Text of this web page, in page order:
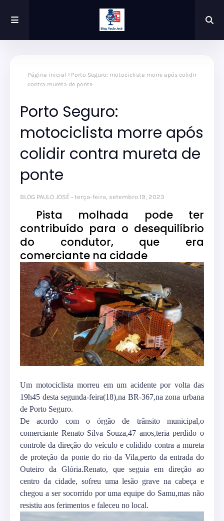
Página inicial
Porto Seguro: motociclista morre após colidir
contra mureta de ponte
Porto Seguro:
motociclista morre após
colidir contra mureta de
ponte
BLOG PAULO JOSÉ terça-feira, setembro 19, 2023
Pista molhada pode ter
contribuído para o desequilíbrio
do condutor, que era
comerciante na cidade
Um motociclista morreu em um acidente por volta das
19h45 desta segunda-feira(18),na BR-367,na zona urbana
de Porto Seguro.
De acordo com o órgão de trânsito municipal,o
comerciante Renato Silva Souza,47 anos,teria perdido o
controle da direção do veículo e colidido contra a mureta
de proteção da ponte do rio da Vila,perto da entrada do
Outeiro da Glória.Renato, que seguia em direção ao
centro da cidade, sofreu uma lesão grave na cabeça e
chegou a ser socorrido por uma equipe do Samu,mas não
resistiu aos ferimentos e faleceu no local.